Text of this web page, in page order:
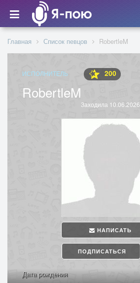
Главная Список певцов RobertleM
ИСПОЛНИТЕЛЬ 200
RobertleM
Заходила 10.06.2026
НАПИСАТЬ
ПОДПИСАТЬСЯ
Дата рождения